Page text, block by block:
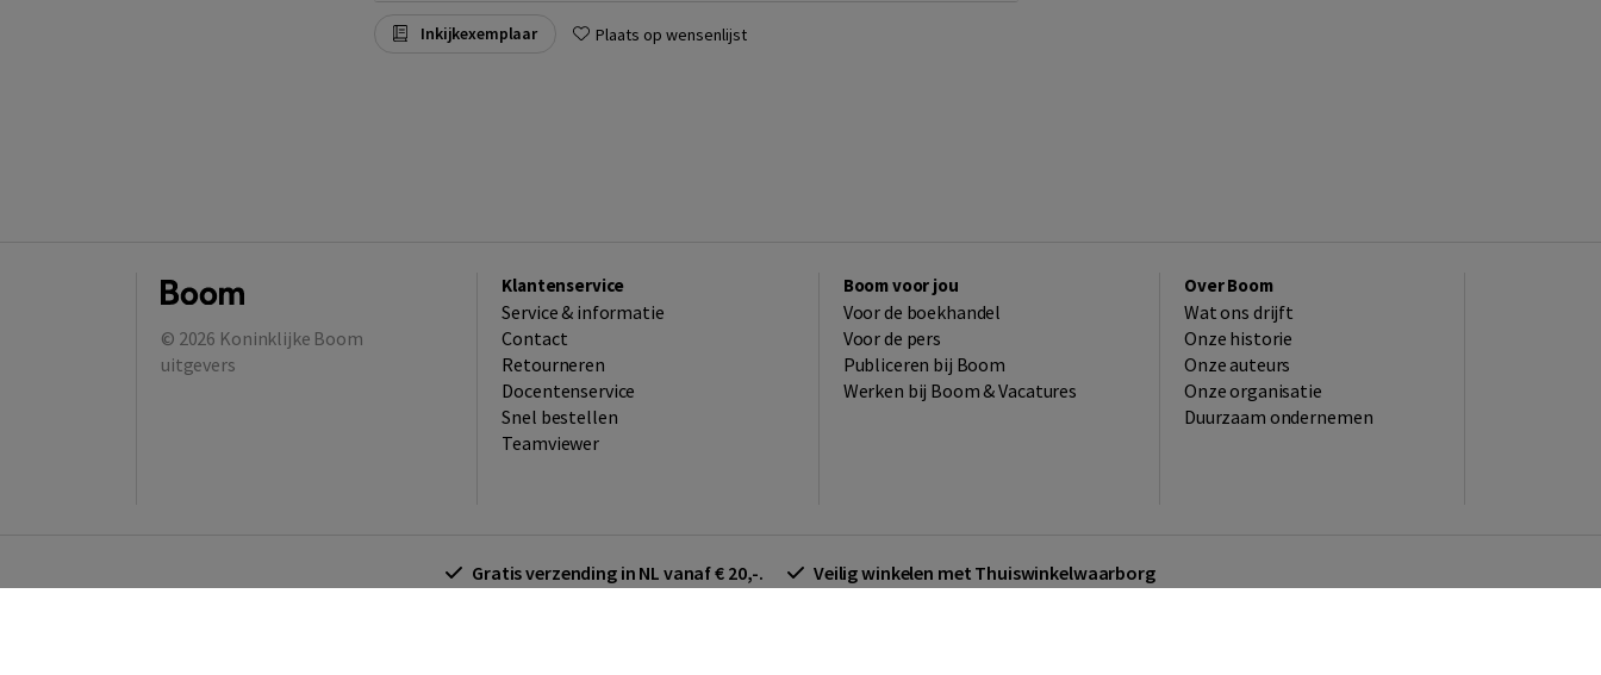
Inkijkexemplaar Plaats op wensenlijst
© 2026 Koninklijke Boom
uitgevers
Klantenservice
Service & informatie
Contact
Retourneren
Docentenservice
Snel bestellen
Teamviewer
Boom voor jou
Voor de boekhandel
Voor de pers
Publiceren bij Boom
Werken bij Boom & Vacatures
Over Boom
Wat ons drijft
Onze historie
Onze auteurs
Onze organisatie
Duurzaam ondernemen
Gratis verzending in NL vanaf € 20,-. Veilig winkelen met Thuiswinkelwaarborg